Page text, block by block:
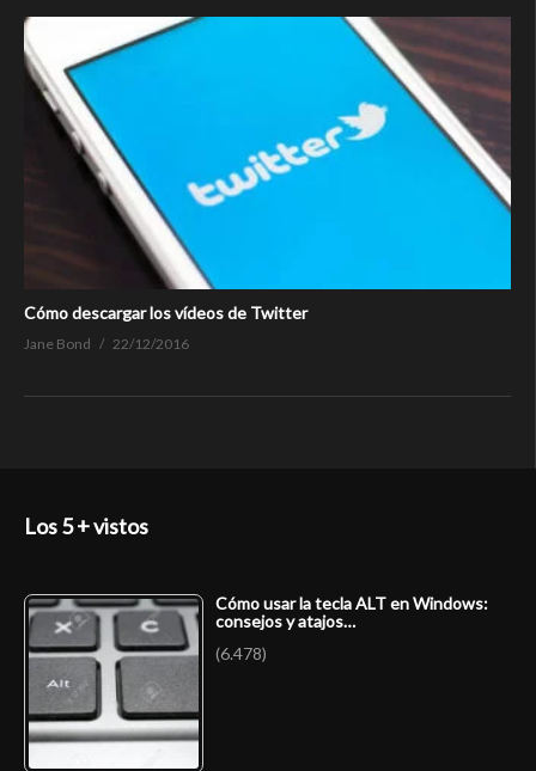
Cómo descargar los vídeos de Twitter
Jane Bond 22/12/2016
Los 5 + vistos
Cómo usar la tecla ALT en Windows:
consejos y atajos…
(6.478)